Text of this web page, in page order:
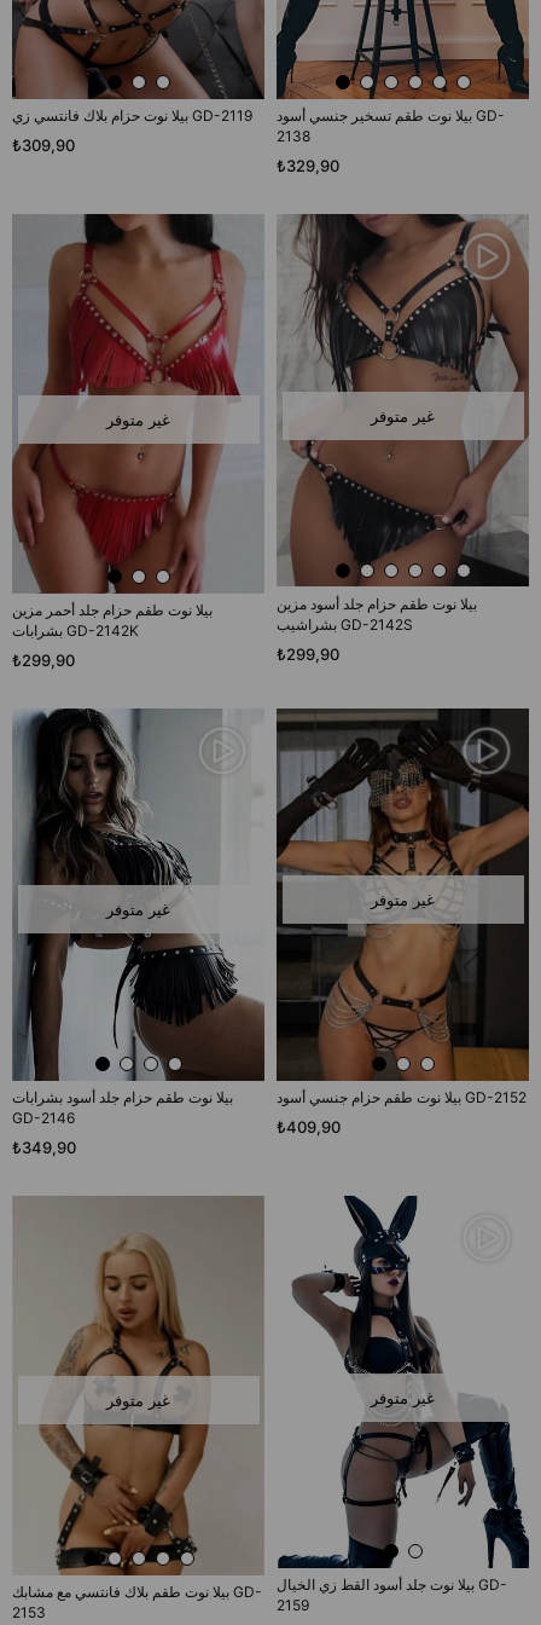
بيلا نوت حزام بلاك فانتسي زي GD-2119
₺309,90
بيلا نوت طقم تسخير جنسي أسود GD-
2138
₺329,90
غير متوفر
بيلا نوت طقم حزام جلد أحمر مزين
بشرابات GD-2142K
₺299,90
غير متوفر
بيلا نوت طقم حزام جلد أسود مزين
بشراشيب GD-2142S
₺299,90
غير متوفر
بيلا نوت طقم حزام جلد أسود بشرابات
GD-2146
₺349,90
غير متوفر
بيلا نوت طقم حزام جنسي أسود GD-2152
₺409,90
غير متوفر
بيلا نوت طقم بلاك فانتسي مع مشابك GD-
2153
غير متوفر
بيلا نوت جلد أسود القط زي الخيال GD-
2159